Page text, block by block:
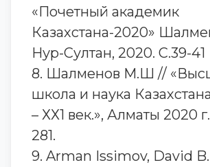
«Почетный академик
Казахстана-2020»
Нур-Султан, 2020. С.39-41
8. Шалменов М.Ш //
школа и наука
– ХХ1 век.», Алматы 2020
281.
9. Arman Issimov, David